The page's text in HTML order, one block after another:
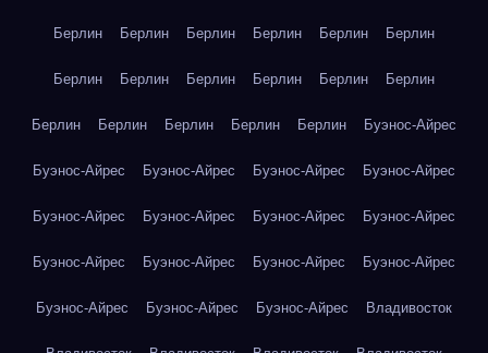
Берлин Берлин Берлин Берлин Берлин Берлин
Берлин Берлин Берлин Берлин Берлин Берлин
Берлин Берлин Берлин Берлин Берлин Буэнос-Айрес
Буэнос-Айрес Буэнос-Айрес Буэнос-Айрес Буэнос-Айрес
Буэнос-Айрес Буэнос-Айрес Буэнос-Айрес Буэнос-Айрес
Буэнос-Айрес Буэнос-Айрес Буэнос-Айрес Буэнос-Айрес
Буэнос-Айрес Буэнос-Айрес Буэнос-Айрес Владивосток